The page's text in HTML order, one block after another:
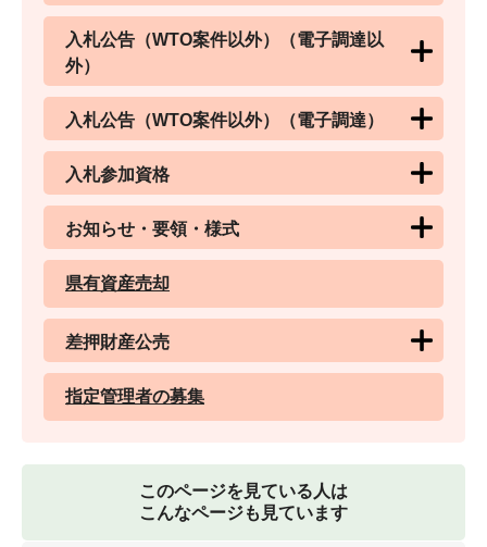
入札公告（WTO案件以外）（電子調達以
外）
入札公告（WTO案件以外）（電子調達）
入札参加資格
お知らせ・要領・様式
県有資産売却
差押財産公売
指定管理者の募集
このページを見ている人は
こんなページも見ています